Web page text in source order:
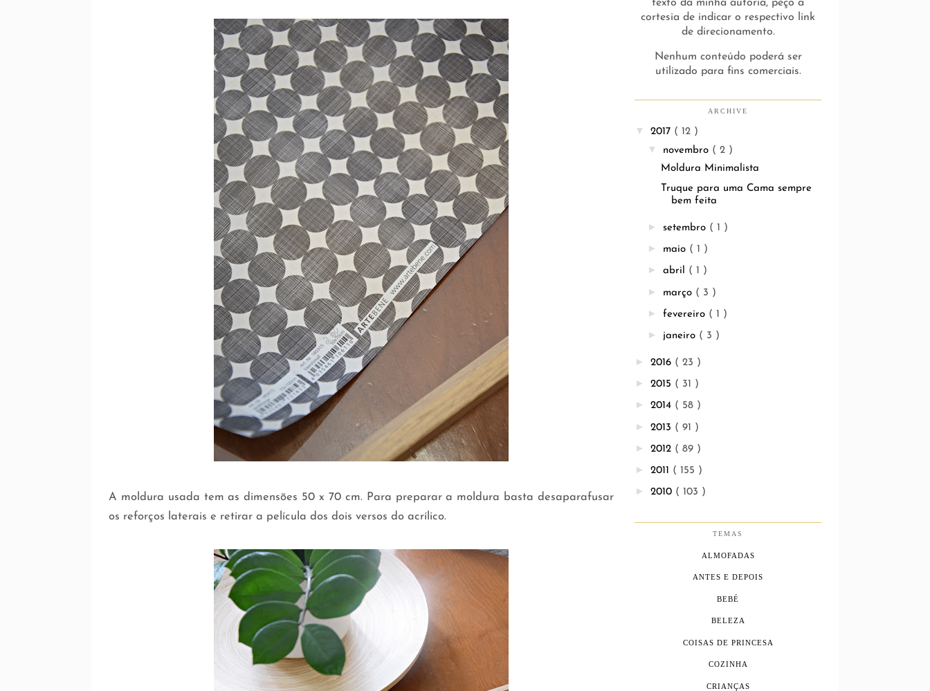
A moldura usada tem as dimensões 50 x 70 cm. Para preparar a moldura basta desaparafusar
os reforços laterais e retirar a película dos dois versos do acrílico.
texto da minha autoria, peço a
cortesia de indicar o respectivo link
de direcionamento.
Nenhum conteúdo poderá ser
utilizado para fins comerciais.
ARCHIVE
▼ 2017 ( 12 )
▼ novembro ( 2 )
Moldura Minimalista
Truque para uma Cama sempre
bem feita
► setembro ( 1 )
► maio ( 1 )
► abril ( 1 )
► março ( 3 )
► fevereiro ( 1 )
► janeiro ( 3 )
► 2016 ( 23 )
► 2015 ( 31 )
► 2014 ( 58 )
► 2013 ( 91 )
► 2012 ( 89 )
► 2011 ( 155 )
► 2010 ( 103 )
TEMAS
ALMOFADAS
ANTES E DEPOIS
BEBÉ
BELEZA
COISAS DE PRINCESA
COZINHA
CRIANÇAS